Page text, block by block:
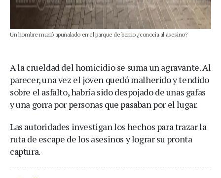
Un hombre murió apuñalado en el parque de berrio ¿conocia al asesino?
A la crueldad del homicidio se suma un agravante. Al
parecer, una vez el joven quedó malherido y tendido
sobre el asfalto, habría sido despojado de unas gafas
y una gorra por personas que pasaban por el lugar.
Las autoridades investigan los hechos para trazar la
ruta de escape de los asesinos y lograr su pronta
captura.